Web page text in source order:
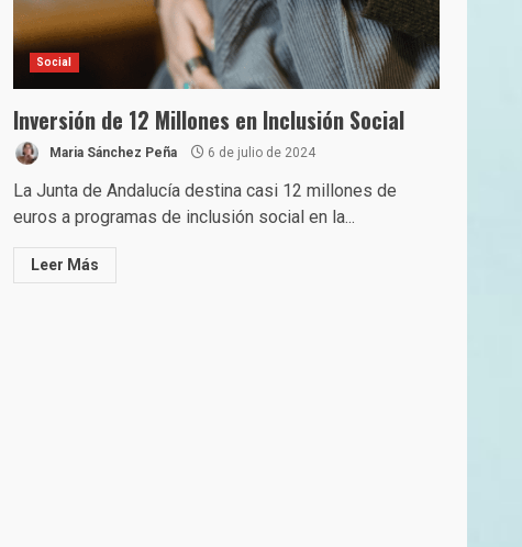
Social
Inversión de 12 Millones en Inclusión Social
Maria Sánchez Peña 6 de julio de 2024
La Junta de Andalucía destina casi 12 millones de
euros a programas de inclusión social en la...
Leer Más